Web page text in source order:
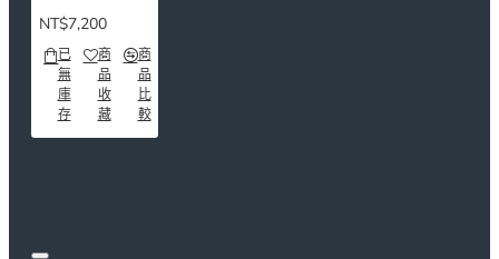
NT$7,200
已
無
庫
存
商
品
收
藏
商
品
比
較